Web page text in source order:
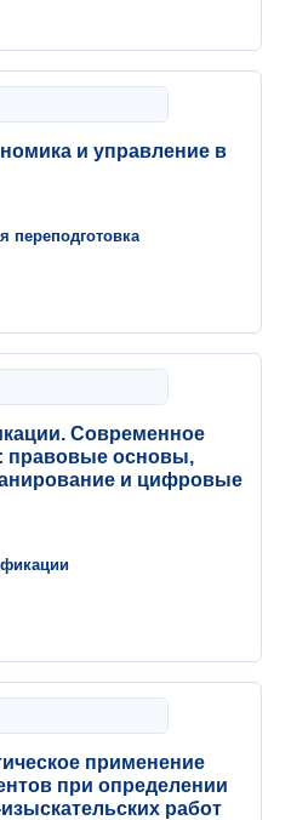
и управление в
переподготовка
Современное
правовые основы,
и цифровые
применение
при определении
работ